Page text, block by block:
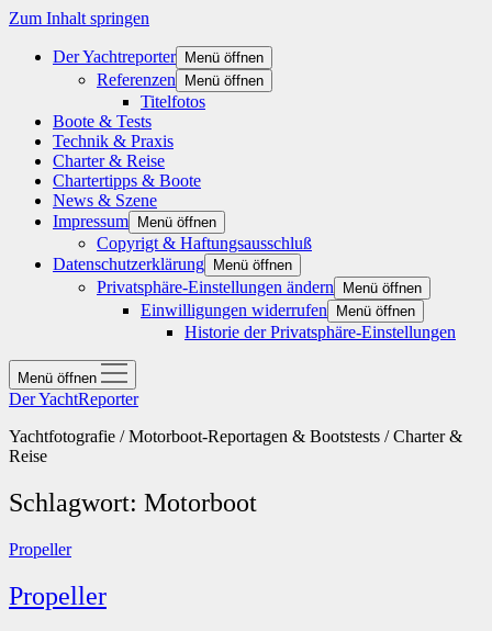
Zum Inhalt springen
Der Yachtreporter Menü öffnen
Referenzen Menü öffnen
Titelfotos
Boote & Tests
Technik & Praxis
Charter & Reise
Chartertipps & Boote
News & Szene
Impressum
Menü öffnen
Copyrigt & Haftungsausschluß
Datenschutzerklärung
Menü öffnen
Privatsphäre-Einstellungen ändern Menü öffnen
Einwilligungen widerrufen Menü öffnen
Historie der Privatsphäre-Einstellungen
Menü öffnen
Der YachtReporter
Yachtfotografie / Motorboot-Reportagen & Bootstests / Charter &
Reise
Schlagwort: Motorboot
Propeller
Propeller